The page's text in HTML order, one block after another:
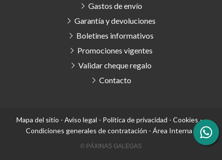
Gastos de envío
Garantía y devoluciones
Boletines informativos
Promociones vigentes
Validar cheque regalo
Contacto
Mapa del sitio - Aviso legal - Política de privacidad - Cookies-
Condiciones generales de contratación - Área Interna
© PÁXINAS GALEGAS